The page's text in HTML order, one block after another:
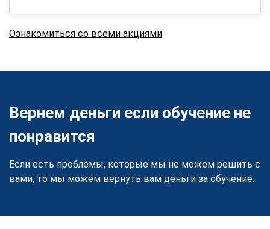
Ознакомиться со всеми акциями
Вернем деньги если обучение не
понравится
Если есть проблемы, которые мы не можем решить с
вами, то мы можем вернуть вам деньги за обучение.